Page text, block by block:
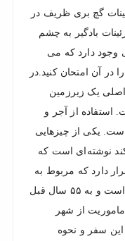
گچ بری ظریف در
بادگیر به چشم
وجود دارد که می
در آن امتحان کنید.در
اصلی یک زیرزمین
استفاده از آجر و
یکی از چیزهایی
نوشته‌ای است که
دارد که مربوط به
فردی به نام عطا الله مسندی نژاد بری است و به ۵۵ سال قبل
از شهر
این سفر و نحوه